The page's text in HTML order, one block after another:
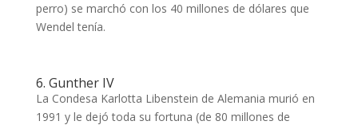
perro) se marchó con los 40 millones de dólares que
Wendel tenía.
6. Gunther IV
La Condesa Karlotta Libenstein de Alemania murió en
1991 y le dejó toda su fortuna (de 80 millones de